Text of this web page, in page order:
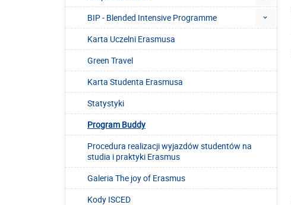
BIP - Blended Intensive Programme
Karta Uczelni Erasmusa
Green Travel
Karta Studenta Erasmusa
Statystyki
Program Buddy
Procedura realizacji wyjazdów studentów na
studia i praktyki Erasmus
Galeria The joy of Erasmus
Kody ISCED